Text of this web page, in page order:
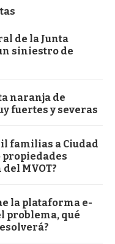
de la Junta
siniestro de
naranja de
fuertes y severas
familias a Ciudad
propiedades
MVOT?
la plataforma e-
problema, qué